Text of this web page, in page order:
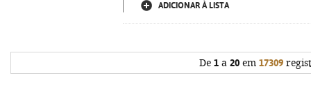
ADICIONAR À LISTA
De 1 a 20 em 17309